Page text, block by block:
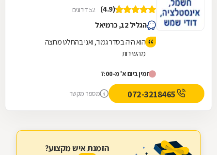
(4.9) 52 דירוגים
הגליל 12, כרמיאל
הוא היה בסדר גמור, ואני בהחלט מרוצה
מהשירות
זמין ביום א' מ-7:00
מספר מקשר
הזמנת איש מקצוע?